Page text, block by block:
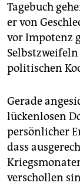
Tagebuch
er von
vor Impotenz
politischen
Gerade
lückenlosen
persönlicher
dass
verschollen